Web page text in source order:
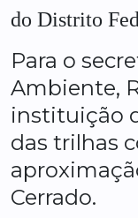
do Distrito
Para o
Ambiente,
instituição
das trilhas
Cerrado.